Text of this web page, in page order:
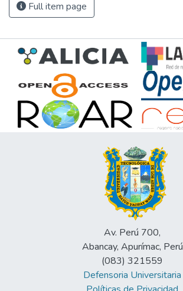
Full item page
Av. Perú 700,
Abancay, Apurímac, Perú
(083) 321559
Defensoria Universitaria